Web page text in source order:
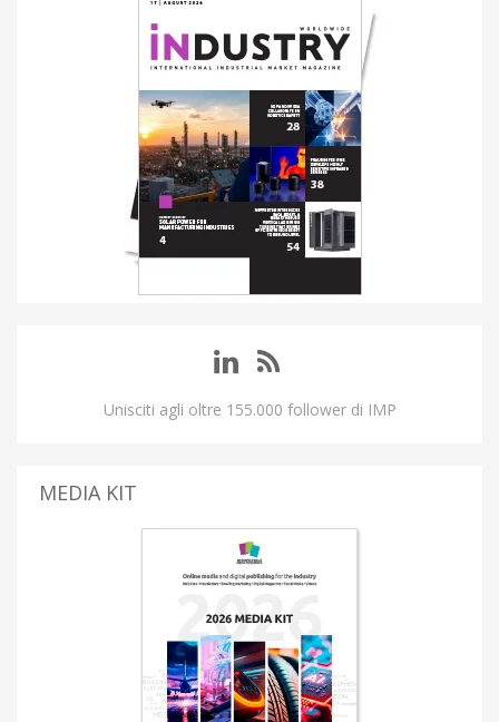
Unisciti agli oltre 155.000 follower di IMP
MEDIA KIT